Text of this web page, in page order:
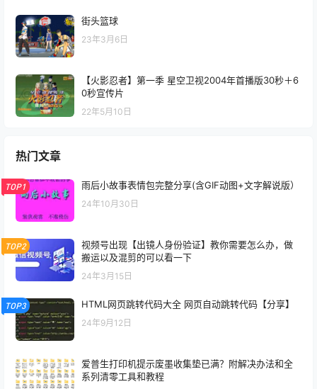
街头篮球
23年3月6日
【火影忍者】第一季 星空卫视2004年首播版30秒＋6
0秒宣传片
22年5月10日
热门文章
TOP1 雨后小故事表情包完整分享(含GIF动图+文字解说版）
24年10月30日
TOP2
视频号出现【出镜人身份验证】教你需要怎么办，做
搬运以及混剪的可以看一下
24年3月15日
TOP3 HTML网页跳转代码大全 网页自动跳转代码【分享】
24年9月12日
爱普生打印机提示废墨收集垫已满？附解决办法和全
系列清零工具和教程